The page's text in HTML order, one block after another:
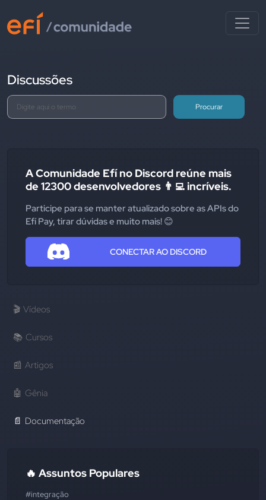
Discussões
Procurar
A Comunidade Efí no Discord reúne mais
de 12300 desenvolvedores 👨‍💻 incríveis.
Participe para se manter atualizado sobre as APIs do
Efí Pay, tirar dúvidas e muito mais! 😊
CONECTAR AO DISCORD
🎬 Vídeos
📚 Cursos
📰 Artigos
🤖 Gênia
📄 Documentação
🔥 Assuntos Populares
#integração